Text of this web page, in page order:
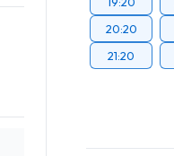
20:20
21:20